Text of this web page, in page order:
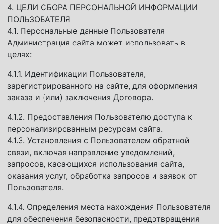
4. ЦЕЛИ СБОРА ПЕРСОНАЛЬНОЙ ИНФОРМАЦИИ
ПОЛЬЗОВАТЕЛЯ
4.1. Персональные данные Пользователя
Администрация сайта может использовать в
целях:
4.1.1. Идентификации Пользователя,
зарегистрированного на сайте, для оформления
заказа и (или) заключения Договора.
4.1.2. Предоставления Пользователю доступа к
персонализированным ресурсам сайта.
4.1.3. Установления с Пользователем обратной
связи, включая направление уведомлений,
запросов, касающихся использования сайта,
оказания услуг, обработка запросов и заявок от
Пользователя.
4.1.4. Определения места нахождения Пользователя
для обеспечения безопасности, предотвращения